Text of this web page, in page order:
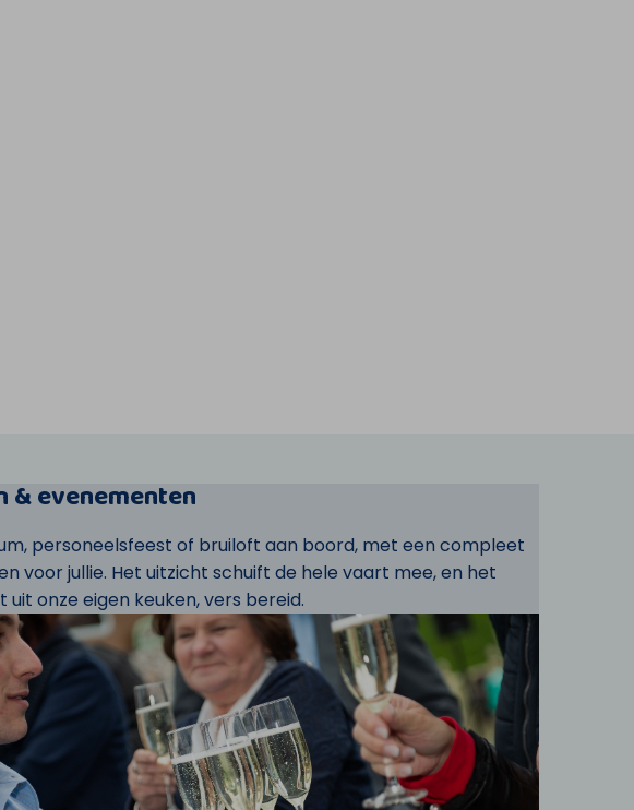
& evenementen
personeelsfeest of bruiloft aan boord, met een compleet
voor jullie. Het uitzicht schuift de hele vaart mee, en het
uit onze eigen keuken, vers bereid.